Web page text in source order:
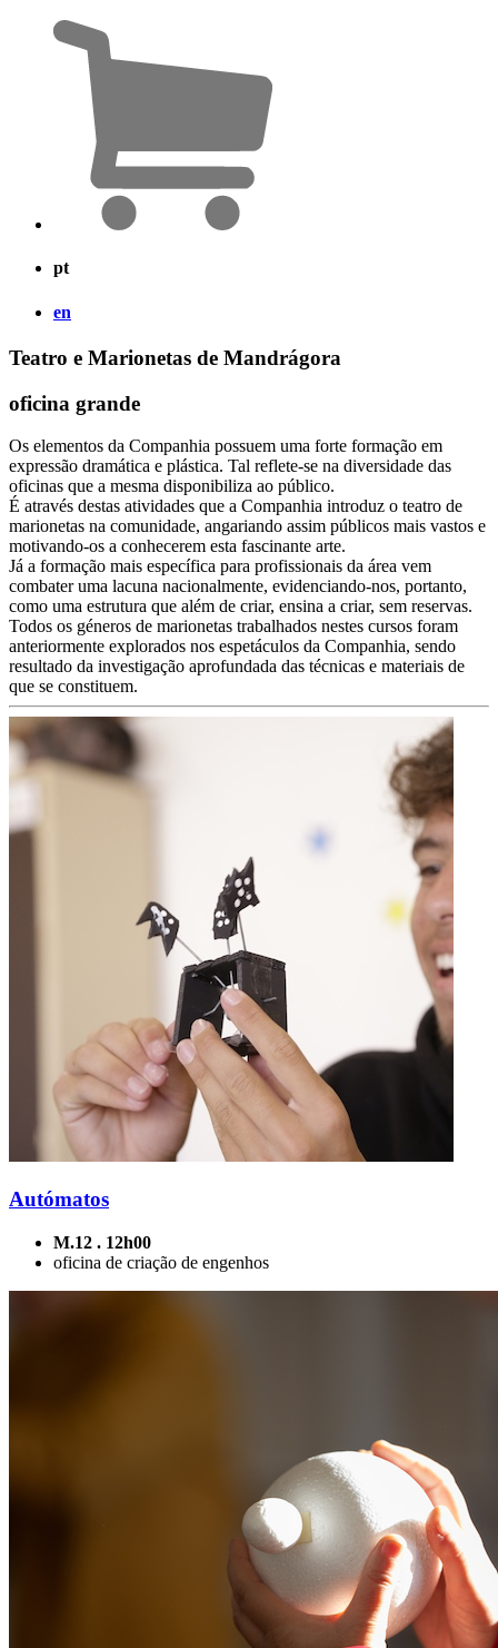
pt
en
Teatro e Marionetas de Mandrágora
oficina grande
Os elementos da Companhia possuem uma forte formação em
expressão dramática e plástica. Tal reflete-se na diversidade das
oficinas que a mesma disponibiliza ao público.
É através destas atividades que a Companhia introduz o teatro de
marionetas na comunidade, angariando assim públicos mais vastos e
motivando-os a conhecerem esta fascinante arte.
Já a formação mais específica para profissionais da área vem
combater uma lacuna nacionalmente, evidenciando-nos, portanto,
como uma estrutura que além de criar, ensina a criar, sem reservas.
Todos os géneros de marionetas trabalhados nestes cursos foram
anteriormente explorados nos espetáculos da Companhia, sendo
resultado da investigação aprofundada das técnicas e materiais de
que se constituem.
Autómatos
M.12 . 12h00
oficina de criação de engenhos